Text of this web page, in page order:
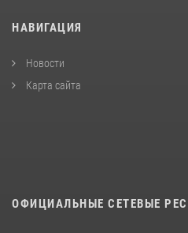
НАВИГАЦИЯ
Новости
Карта сайта
ОФИЦИАЛЬНЫЕ СЕТЕВЫЕ